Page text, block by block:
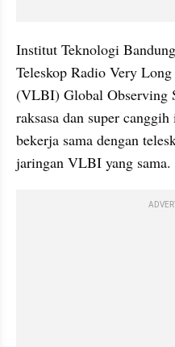
Institut Teknologi
Teleskop Radio Very
(VLBI) Global Observing
raksasa dan super
bekerja sama dengan
jaringan VLBI yang sama.